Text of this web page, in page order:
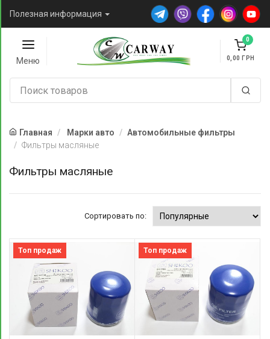
Полезная информация
Меню
0
0,00
Главная Марки авто
Автомобильные фильтры
Фильтры масляные
Фильтры масляные
Сортировать по:
Топ продаж Топ продаж